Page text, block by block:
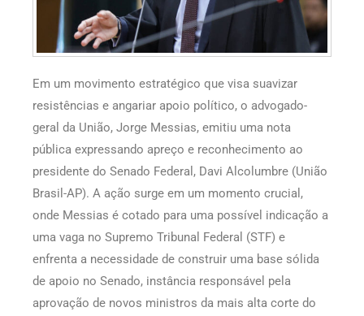
Em um movimento estratégico que visa suavizar
resistências e angariar apoio político, o advogado-
geral da União, Jorge Messias, emitiu uma nota
pública expressando apreço e reconhecimento ao
presidente do Senado Federal, Davi Alcolumbre (União
Brasil-AP). A ação surge em um momento crucial,
onde Messias é cotado para uma possível indicação a
uma vaga no Supremo Tribunal Federal (STF) e
enfrenta a necessidade de construir uma base sólida
de apoio no Senado, instância responsável pela
aprovação de novos ministros da mais alta corte do